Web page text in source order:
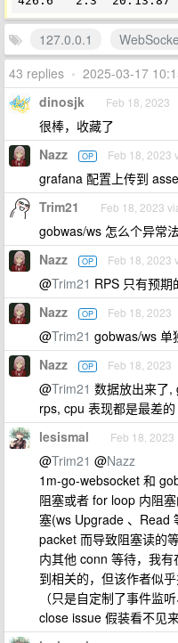
127.0.0.1
43 replies • 2025-03-17
dinosjk Feb 18, 2023
很棒，收藏了
Nazz OP Feb 18, 2023
grafana 配置上传到
Trim21 Feb 18, 2023
gobwas/ws 怎么个异常
Nazz OP Feb 18, 2023
@Trim21 RPS 只有预期
Nazz OP Feb 18, 2023
@Trim21 gobwas/ws 单
Nazz OP Feb 18, 2023
@Trim21 数据放出来了,
rps, cpu 表现都是最差的
lesismal Feb 18, 2023
@Trim21 @Nazz
1m-go-websocket 和
阻塞或者 for loop 内阻
塞(ws Upgrade 、Read
packet 而导致阻塞读的
内其他 conn 等待，我
到相关的，但该作者似
（只是自定制了事件监
close issue 假装看不见